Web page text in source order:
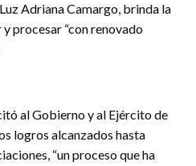
Adriana Camargo, brinda la
procesar “con renovado
al Gobierno y al Ejército de
logros alcanzados hasta
“un proceso que ha